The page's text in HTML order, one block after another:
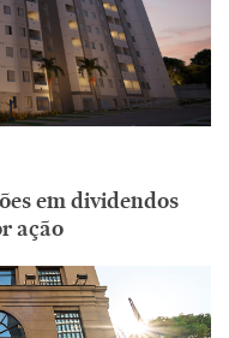
em dividendos
ação